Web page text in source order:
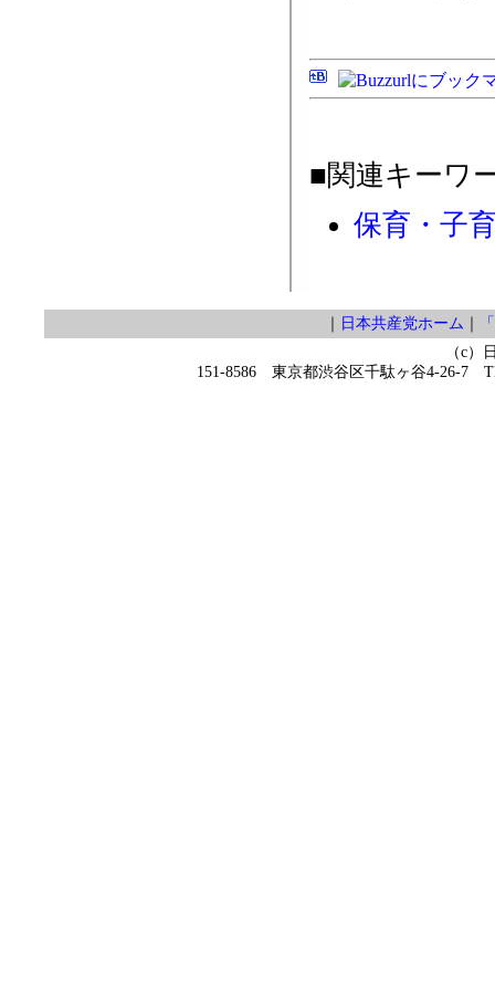
■関連キーワ
保育・子
｜ 日本共産党ホーム ｜
（c）
151-8586 東京都渋谷区千駄ヶ谷4-26-7